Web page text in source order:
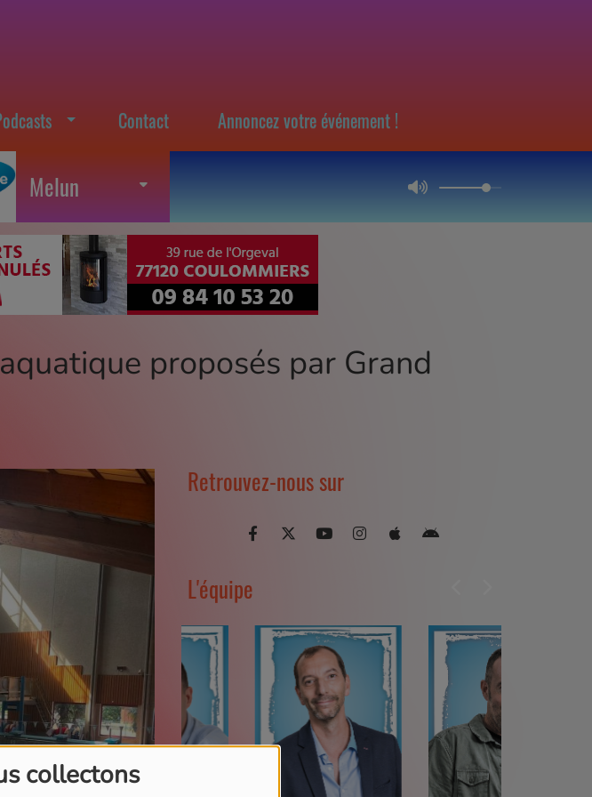
collectons
Contact Annoncez votre événement !
Melun
proposés par Grand
Retrouvez-nous sur
L'équipe